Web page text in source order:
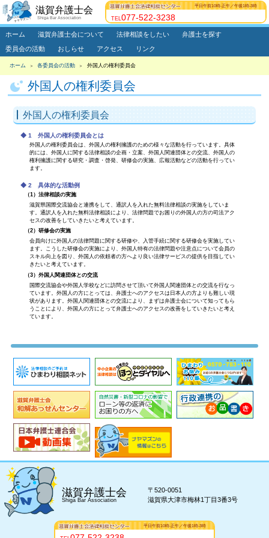
滋賀弁護士会
Shiga Bar Association TEL 077-522-3238
平日午前10時-正午／午後1時-3時
ホーム 滋賀弁護士会について 法律相談をしたい
弁護士を探す
委員会の活動
おしらせ アクセス リンク
ホーム ＞ 各委員会の活動 ＞ 外国人の権利委員会
外国人の権利委員会
外国人の権利委員会
1 外国人の権利委員会とは
外国人の権利委員会は、外国人の権利擁護のための様々な活動を行っています。具体
的には、外国人に関する法律相談の企画・立案、外国人関連団体との交流、外国人の
権利擁護に関する研究・調査・啓発、研修会の実施、広報活動などの活動を行ってい
ます。
2 具体的な活動例
（1）法律相談の実施
滋賀県国際交流協会と連携をして、通訳人を入れた無料法律相談の実施をしていま
す。通訳人を入れた無料法律相談により、法律問題でお困りの外国人の方の司法アク
セスの改善をしていきたいと考えています。
（2）研修会の実施
会員向けに外国人の法律問題に関する研修や、入管手続に関する研修会を実施してい
ます。こうした研修会の実施により、外国人特有の法律問題や注意点について会員の
スキル向上を図り、外国人の依頼者の方へより良い法律サービスの提供を目指してい
きたいと考えています。
（3）外国人関連団体との交流
国際交流協会や外国人学校などに訪問させて頂いて外国人関連団体との交流を行なっ
ています。外国人の方にとっては、弁護士へのアクセスは日本人の方よりも難しい現
状があります。外国人関連団体との交流により、まずは弁護士会について知ってもら
うことにより、外国人の方にとって弁護士へのアクセスの改善をしていきたいと考え
ています。
滋賀弁護士会
Shiga Bar Association
〒520-0051
滋賀県大津市梅林1丁目3番3号
平日午前10時-正午／午後1時-3時